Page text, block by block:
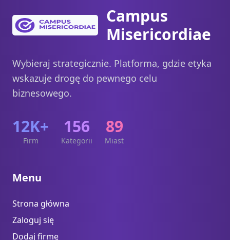
Campus
Misericordiae
Wybieraj strategicznie. Platforma, gdzie etyka
wskazuje drogę do pewnego celu
biznesowego.
12K+
Firm
156
Kategorii
89
Miast
Menu
Strona główna
Zaloguj się
Dodaj firmę